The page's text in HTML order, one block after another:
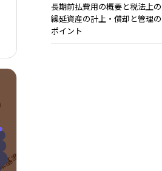
長期前払費用の概要と税法上の
繰延資産の計上・償却と管理の
ポイント